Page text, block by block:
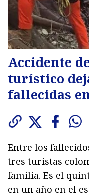
Accidente
turístico
fallecidas
Entre los
tres turistas
familia. Es el
en un año en el